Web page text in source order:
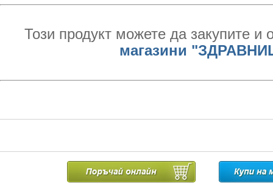
Този продукт можете да закупите и
магазини